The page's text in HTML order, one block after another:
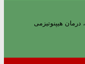
هیپنوتیزمی